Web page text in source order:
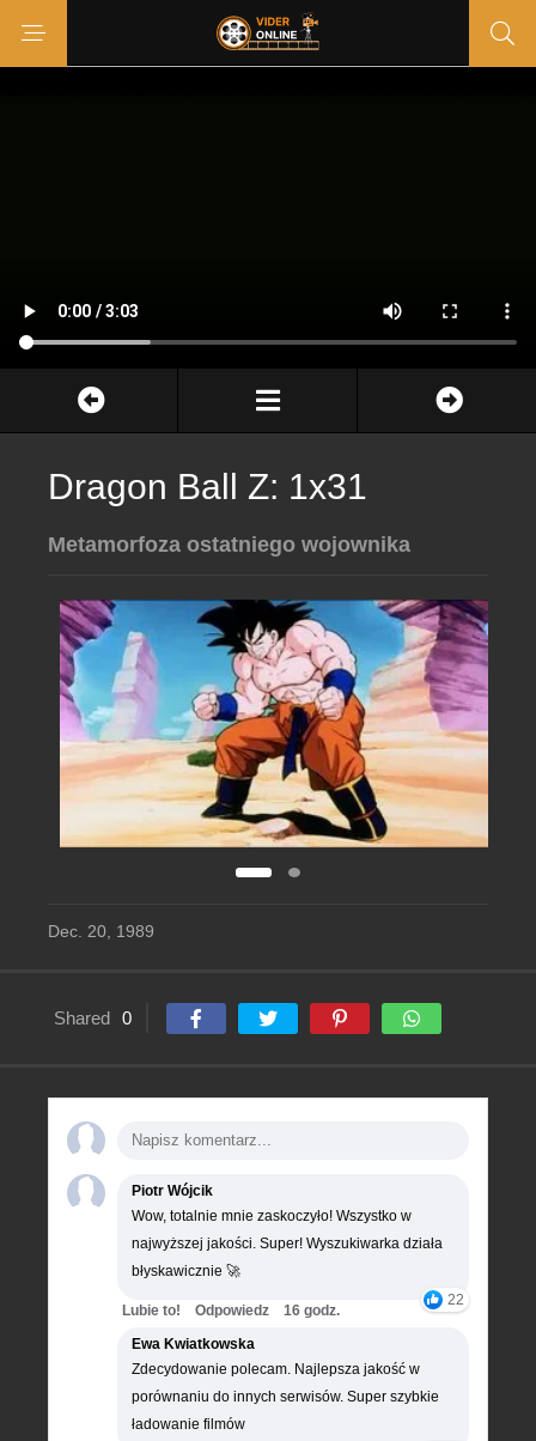
Dragon Ball Z: 1x31
Metamorfoza ostatniego wojownika
Dec. 20, 1989
Shared 0
Piotr Wójcik
Wow, totalnie mnie zaskoczyło! Wszystko w
najwyższej jakości. Super! Wyszukiwarka działa
błyskawicznie 🚀
22
Lubie to! Odpowiedz
16 godz.
Ewa Kwiatkowska
Zdecydowanie polecam. Najlepsza jakość w
porównaniu do innych serwisów. Super szybkie
ładowanie filmów